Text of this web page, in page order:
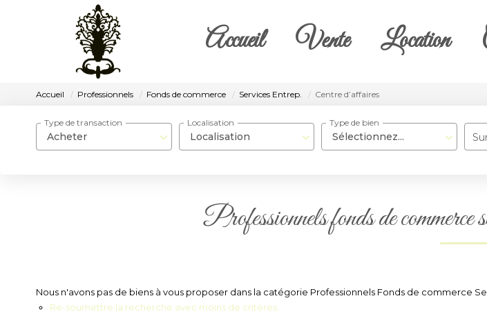
Accueil Vente Location
Accueil Professionnels Fonds de commerce Services Entrep. Centre d’affaires
Acheter
Type de transaction
Localisation
Localisation
Sélectionnez...
Type de bien
Professionnels fonds de commerce
Nous n'avons pas de biens à vous proposer dans la catégorie Professionnels Fonds de commerce
Re-soumettre la recherche avec moins de critères.